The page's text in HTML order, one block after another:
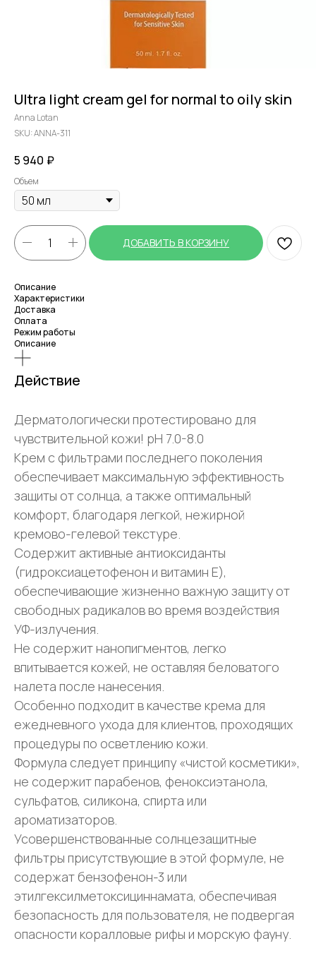
Ultra light cream gel for normal to oily skin
Anna Lotan
SKU:ANNA-311
5 940 ₽
Объем
ДОБАВИТЬ В КОРЗИНУ
Описание
Характеристики
Доставка
Оплата
Режим работы
Описание
Действие
Дерматологически протестировано для
чувствительной кожи! рН 7.0-8.0
Крем с фильтрами последнего поколения
обеспечивает максимальную эффективность
защиты от солнца, а также оптимальный
комфорт, благодаря легкой, нежирной
кремово-гелевой текстуре.
Содержит активные антиоксиданты
(гидроксиацетофенон и витамин Е),
обеспечивающие жизненно важную защиту от
свободных радикалов во время воздействия
УФ-излучения.
Не содержит нанопигментов, легко
впитывается кожей, не оставляя беловатого
налета после нанесения.
Особенно подходит в качестве крема для
ежедневного ухода для клиентов, проходящих
процедуры по осветлению кожи.
Формула следует принципу «чистой косметики»,
не содержит парабенов, феноксиэтанола,
сульфатов, силикона, спирта или
ароматизаторов.
Усовершенствованные солнцезащитные
фильтры присутствующие в этой формуле, не
содержат бензофенон-3 или
этилгексилметоксициннамата, обеспечивая
безопасность для пользователя, не подвергая
опасности коралловые рифы и морскую фауну.